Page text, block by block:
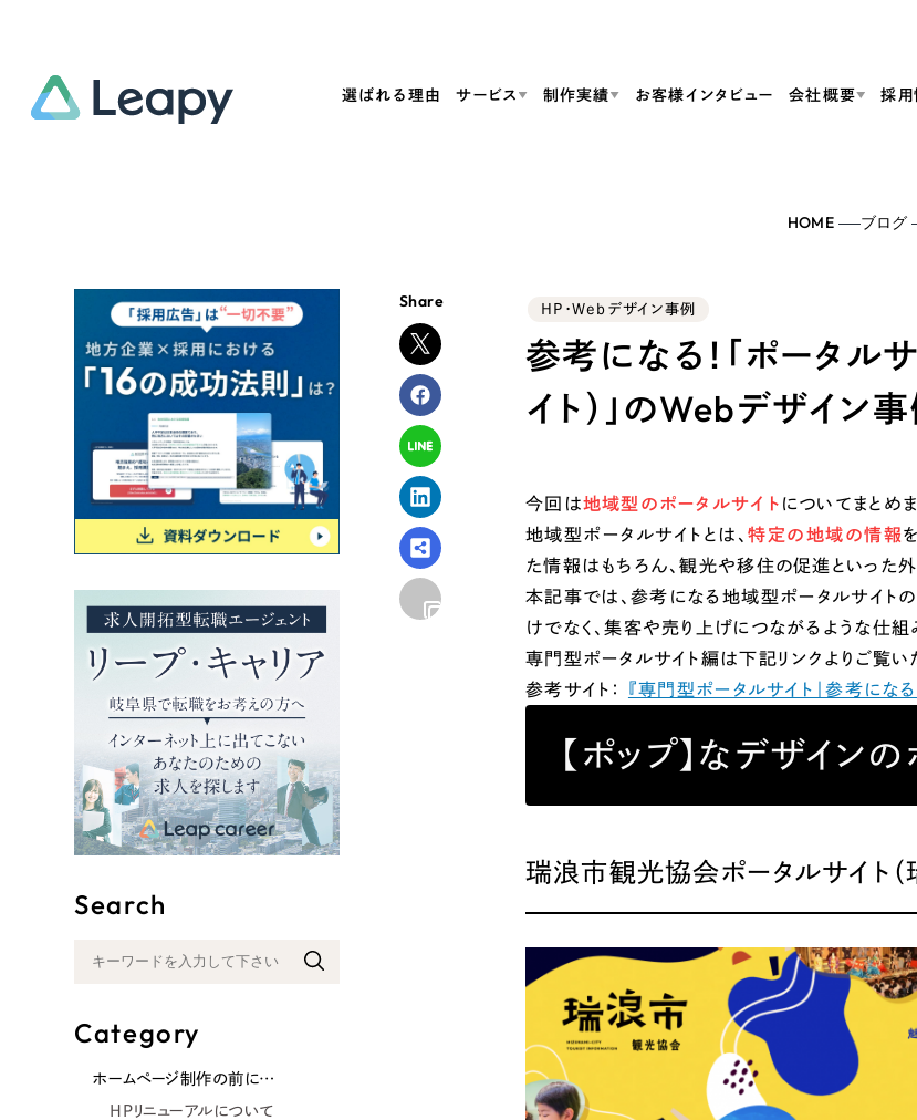
選ばれる理由 サービス
一過性の広告に頼らず、
「仕組み」と「ノウハウ」を残す資産型DX
支援をご提供します
ブランドサイト制作
リープ・プロジェクト ／マーケティング代行
SEO対策によるアクセス獲得、反響獲得などの"Webマーケティン
広報支援などのオフライン領域のマーケティングまでまるっと代行
制作実績
全国1,400社以上の支援実績の中か
実績の一部をご紹介します
ブックマークしたサイト
コーポレート・企業サイト
求人・採用サイト
ECサイト（オンラインショップ）
ポータルサイト・メディアサイト
ブランディング（ロゴ・印刷物）
その他 （1件）
お客様インタビュー 会社概要
可能性をひらくデザインで
しあわせな毎日をつくる
代表挨拶
メディア掲載・取材依頼
採用
リーピーによるお役立ち情報をご紹介し
お役立ち資料
すぐに使える資料をダウンロード
広報ブログ
代表ブログ
代表川口が経営・Web戦略・地方創生に関
メールマガジンアーカイブ
過去に配信したメールマガジンのアーカイブ
Web
採用サイト制作
オプションサービス
お客様インタビュー
制作実績
すべて （624件）
ECサイト（オンライン
LP（ランディングペー
キャンペーン・プロモ
ブランディング（ロゴ
HOME ブログ
Search
Category
ホームページ制作の前に…
HPリニューアルについて
HP・Webデザイン事例
参考になる！「ポータル
イト）」のWebデザイン事
今回は地域型のポータルサイト についてまとめま
地域型ポータルサイトとは、特定の地域の情報
た情報はもちろん、観光や移住の促進といった
本記事では、参考になる地域型ポータルサイト
けでなく、集客や売り上げにつながるような仕組
専門型ポータルサイト編は下記リンクよりご覧い
参考サイト：
『専門型ポータルサイト｜参考にな
【ポップ】なデザイン
瑞浪市観光協会ポータルサイト（
Share